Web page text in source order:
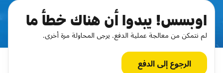
اوبسس! يبدوا أن هناك خطأ ما
لم نتمكن من معالجة عملية الدفع. يرجى المحاولة مرة أخرى.
الرجوع إلى الدفع